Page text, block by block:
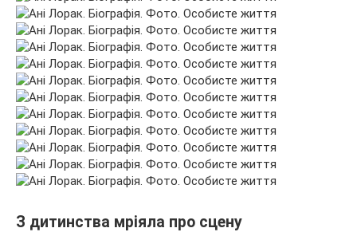
З дитинства мріяла про сцену